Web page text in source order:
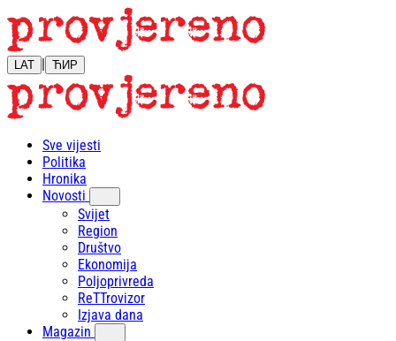
LAT | ЋИР
Sve vijesti
Politika
Hronika
Novosti
Svijet
Region
Društvo
Ekonomija
Poljoprivreda
ReTTrovizor
Izjava dana
Magazin